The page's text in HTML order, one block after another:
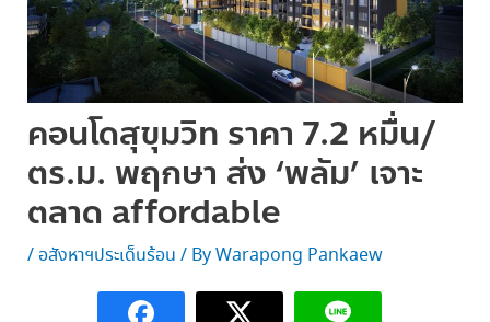
คอนโดสุขุมวิท ราคา 7.2 หมื่น/
ตร.ม. พฤกษา ส่ง ‘พลัม’ เจาะ
ตลาด affordable
/ อสังหาฯประเด็นร้อน / ByWarapong Pankaew